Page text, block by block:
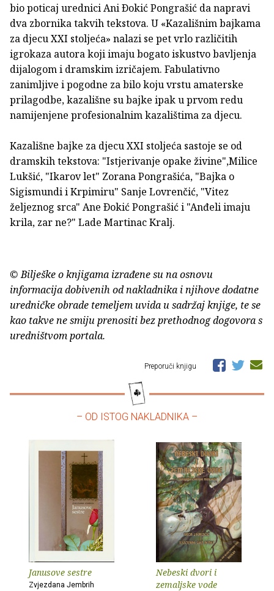
bio poticaj urednici Ani Ðokić Pongrašić da napravi
dva zbornika takvih tekstova. U «Kazališnim bajkama
za djecu XXI stoljeća» nalazi se pet vrlo različitih
igrokaza autora koji imaju bogato iskustvo bavljenja
dijalogom i dramskim izričajem. Fabulativno
zanimljive i pogodne za bilo koju vrstu amaterske
prilagodbe, kazališne su bajke ipak u prvom redu
namijenjene profesionalnim kazalištima za djecu.
Kazališne bajke za djecu XXI stoljeća sastoje se od
dramskih tekstova: "Istjerivanje opake živine",Milice
Lukšić, "Ikarov let" Zorana Pongrašića, "Bajka o
Sigismundi i Krpimiru" Sanje Lovrenčić, "Vitez
željeznog srca" Ane Ðokić Pongrašić i "Anđeli imaju
krila, zar ne?" Lade Martinac Kralj.
© Bilješke o knjigama izrađene su na osnovu
informacija dobivenih od nakladnika i njihove dodatne
uredničke obrade temeljem uvida u sadržaj knjige, te se
kao takve ne smiju prenositi bez prethodnog dogovora s
uredništvom portala.
Preporuči knjigu
– OD ISTOG NAKLADNIKA –
Janusove sestre
Zvjezdana Jembrih
Nebeski dvori i
zemaljske vode